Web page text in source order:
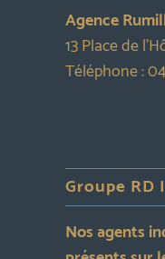
Agence
13 Place de
Téléphone :
Groupe RD
Nos agents